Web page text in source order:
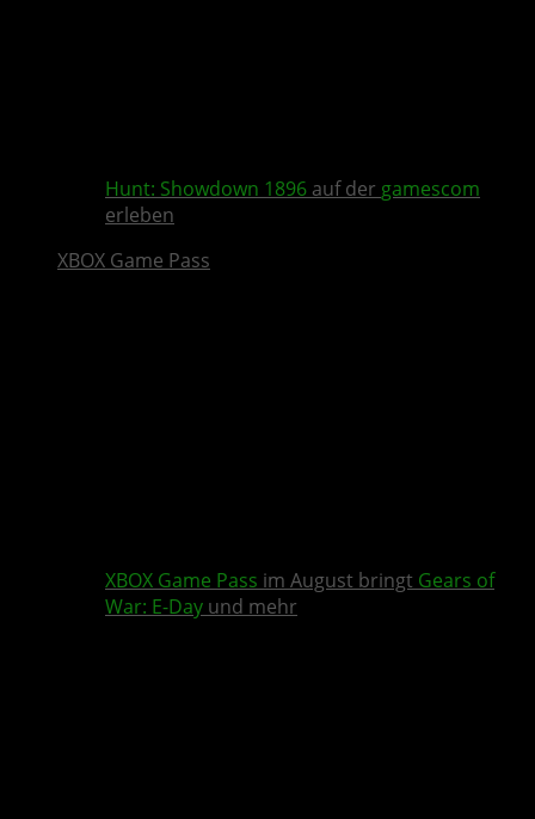
Hunt: Showdown 1896 auf der gamescom
erleben
XBOX Game Pass
XBOX Game Pass im August bringt Gears of
War: E-Day und mehr